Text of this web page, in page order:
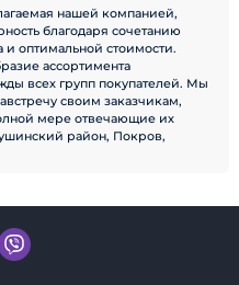
нашей компанией,
благодаря сочетанию
и оптимальной стоимости.
ассортимента
всех групп покупателей. Мы
своим заказчикам,
мере отвечающие их
район, Покров,